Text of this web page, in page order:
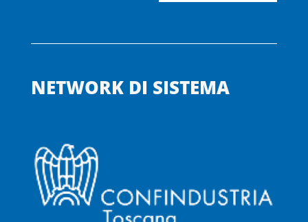
NETWORK DI SISTEMA